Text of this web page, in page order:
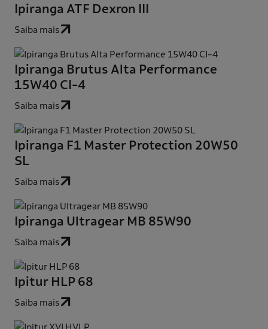
Ipiranga ATF Dexron III
Saiba mais
Ipiranga Brutus Alta Performance
15W40 CI-4
Saiba mais
Ipiranga F1 Master Protection 20W50
SL
Saiba mais
Ipiranga Ultragear MB 85W90
Saiba mais
Ipitur HLP 68
Saiba mais